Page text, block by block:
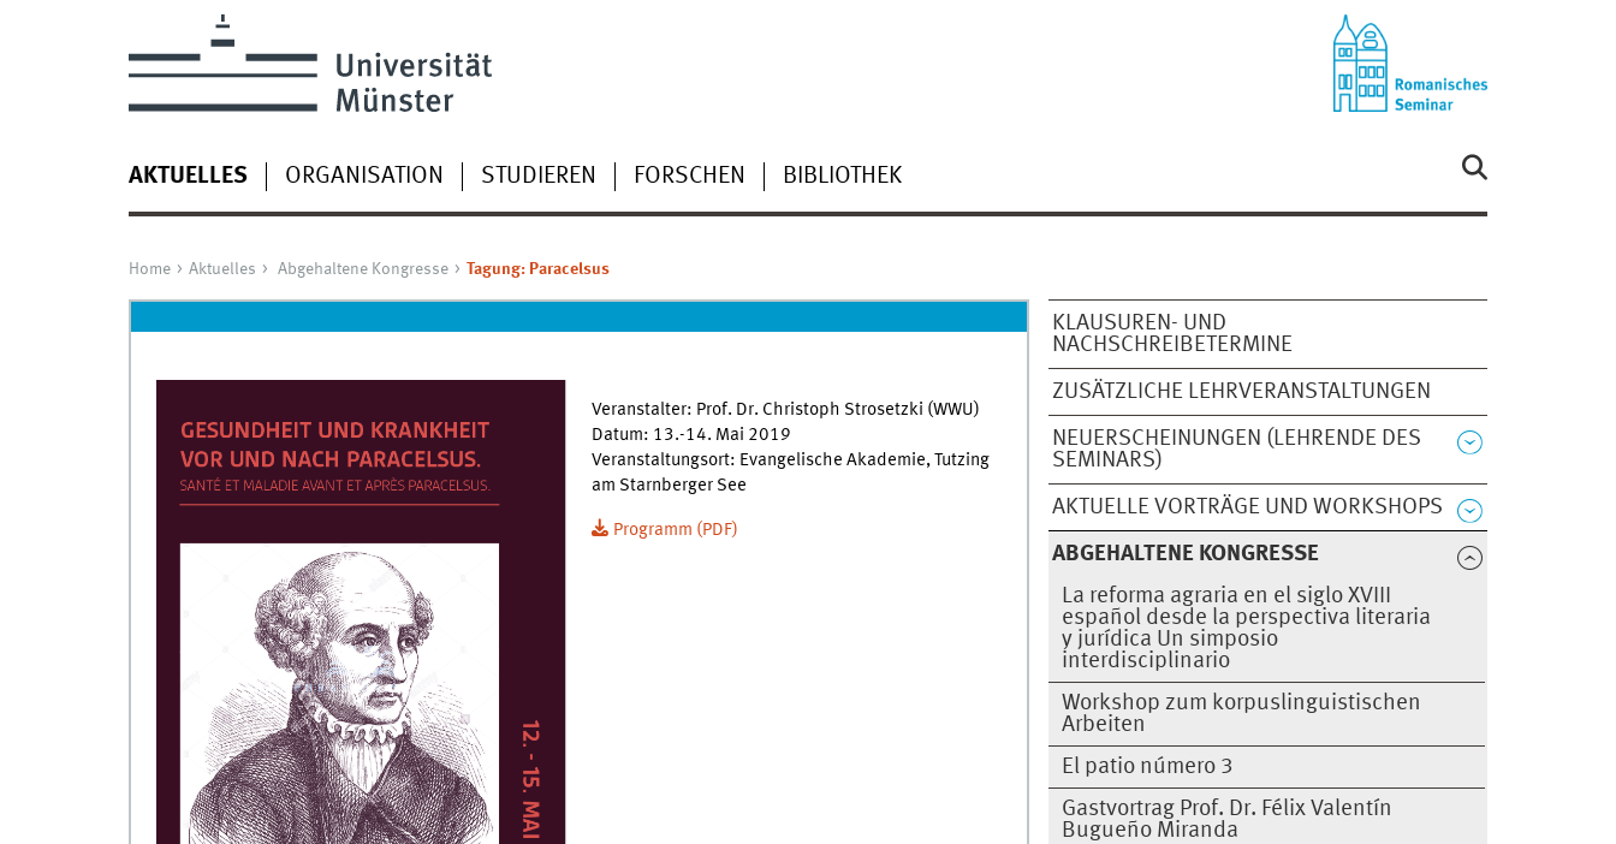
AKTUELLES ORGANISATION STUDIEREN FORSCHEN BIBLIOTHEK
Home Aktuelles Abgehaltene Kongresse Tagung: Paracelsus
KLAUSUREN- UND
NACHSCHREIBETERMINE
ZUSÄTZLICHE LEHRVERANSTALTUNGEN
NEUERSCHEINUNGEN (LEHRENDE DES
SEMINARS)
AKTUELLE VORTRÄGE UND WORKSHOPS
ABGEHALTENE KONGRESSE
La reforma agraria en el siglo XVIII
español desde la perspectiva literaria
y jurídica Un simposio
interdisciplinario
Workshop zum korpuslinguistischen
Arbeiten
El patio número 3
Gastvortrag Prof. Dr. Félix Valentín
Bugueño Miranda
Veranstalter: Prof. Dr. Christoph Strosetzki (WWU)
Datum: 13.-14. Mai 2019
Veranstaltungsort: Evangelische Akademie, Tutzing
am Starnberger See
Programm (PDF)